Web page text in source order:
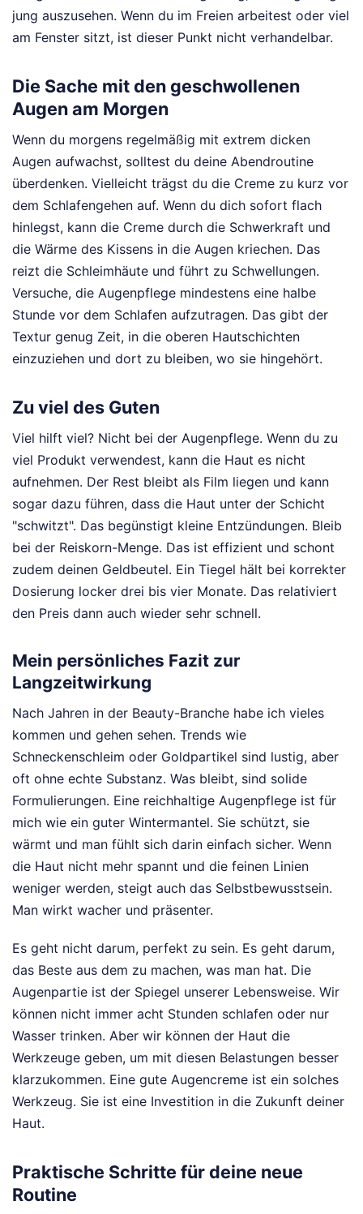
jung auszusehen. Wenn du im Freien arbeitest oder viel
am Fenster sitzt, ist dieser Punkt nicht verhandelbar.
Die Sache mit den geschwollenen
Augen am Morgen
Wenn du morgens regelmäßig mit extrem dicken
Augen aufwachst, solltest du deine Abendroutine
überdenken. Vielleicht trägst du die Creme zu kurz vor
dem Schlafengehen auf. Wenn du dich sofort flach
hinlegst, kann die Creme durch die Schwerkraft und
die Wärme des Kissens in die Augen kriechen. Das
reizt die Schleimhäute und führt zu Schwellungen.
Versuche, die Augenpflege mindestens eine halbe
Stunde vor dem Schlafen aufzutragen. Das gibt der
Textur genug Zeit, in die oberen Hautschichten
einzuziehen und dort zu bleiben, wo sie hingehört.
Zu viel des Guten
Viel hilft viel? Nicht bei der Augenpflege. Wenn du zu
viel Produkt verwendest, kann die Haut es nicht
aufnehmen. Der Rest bleibt als Film liegen und kann
sogar dazu führen, dass die Haut unter der Schicht
"schwitzt". Das begünstigt kleine Entzündungen. Bleib
bei der Reiskorn-Menge. Das ist effizient und schont
zudem deinen Geldbeutel. Ein Tiegel hält bei korrekter
Dosierung locker drei bis vier Monate. Das relativiert
den Preis dann auch wieder sehr schnell.
Mein persönliches Fazit zur
Langzeitwirkung
Nach Jahren in der Beauty-Branche habe ich vieles
kommen und gehen sehen. Trends wie
Schneckenschleim oder Goldpartikel sind lustig, aber
oft ohne echte Substanz. Was bleibt, sind solide
Formulierungen. Eine reichhaltige Augenpflege ist für
mich wie ein guter Wintermantel. Sie schützt, sie
wärmt und man fühlt sich darin einfach sicher. Wenn
die Haut nicht mehr spannt und die feinen Linien
weniger werden, steigt auch das Selbstbewusstsein.
Man wirkt wacher und präsenter.
Es geht nicht darum, perfekt zu sein. Es geht darum,
das Beste aus dem zu machen, was man hat. Die
Augenpartie ist der Spiegel unserer Lebensweise. Wir
können nicht immer acht Stunden schlafen oder nur
Wasser trinken. Aber wir können der Haut die
Werkzeuge geben, um mit diesen Belastungen besser
klarzukommen. Eine gute Augencreme ist ein solches
Werkzeug. Sie ist eine Investition in die Zukunft deiner
Haut.
Praktische Schritte für deine neue
Routine